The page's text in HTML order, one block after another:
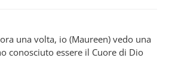
una volta, io (Maureen) vedo una
conosciuto essere il Cuore di Dio